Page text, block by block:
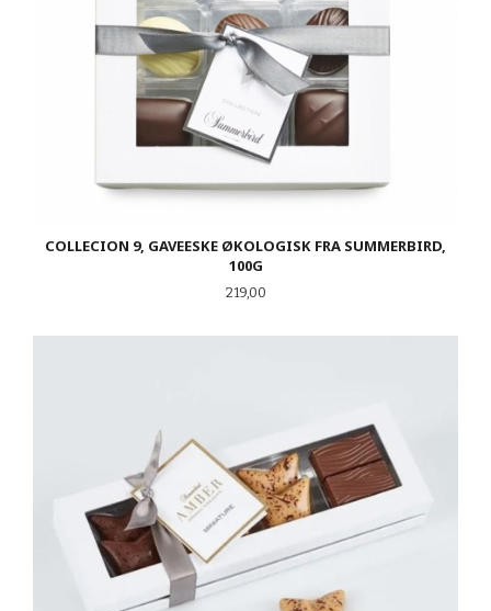
COLLECION 9, GAVEESKE ØKOLOGISK FRA SUMMERBIRD,
100G
Pris
219,00